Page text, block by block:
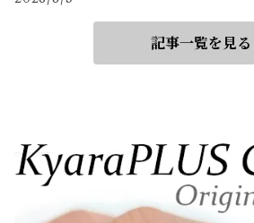
記事一覧を見る